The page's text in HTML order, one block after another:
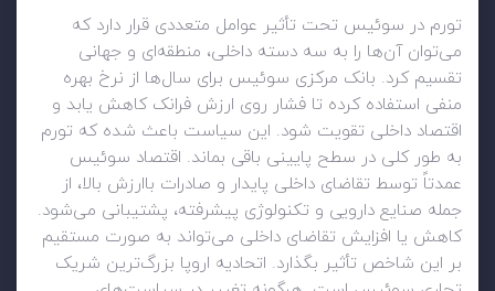
تورم در سوئیس تحت تأثیر عوامل متعددی قرار دارد که
می‌توان آن‌ها را به سه دسته داخلی، منطقه‌ای و جهانی
تقسیم کرد. بانک مرکزی سوئیس برای سال‌ها از نرخ بهره
منفی استفاده کرده تا فشار روی ارزش فرانک کاهش یابد و
اقتصاد داخلی تقویت شود. این سیاست باعث شده که تورم
به طور کلی در سطح پایینی باقی بماند. اقتصاد سوئیس
عمدتاً توسط تقاضای داخلی پایدار و صادرات باارزش بالا، از
جمله صنایع دارویی و تکنولوژی پیشرفته، پشتیبانی می‌شود.
کاهش یا افزایش تقاضای داخلی می‌تواند به صورت مستقیم
بر این شاخص تأثیر بگذارد. اتحادیه اروپا بزرگ‌ترین شریک